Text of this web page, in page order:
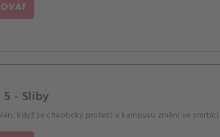
5 - Sliby
když se chaotický protest v kampusu změní ve smrtící.